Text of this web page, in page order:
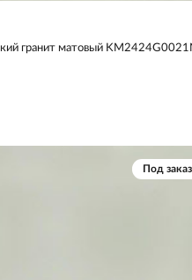
гранит матовый
Под заказ